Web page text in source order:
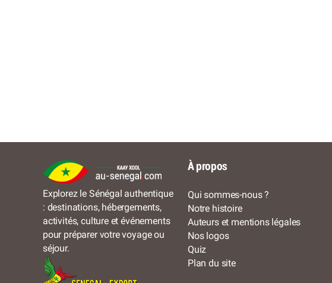
Explorez le Sénégal authentique
: destinations, hébergements,
activités, culture et événements
pour préparer votre voyage ou
séjour.
À propos
Qui sommes-nous ?
Notre histoire
Auteurs et mentions légales
Nos logos
Quiz
Plan du site